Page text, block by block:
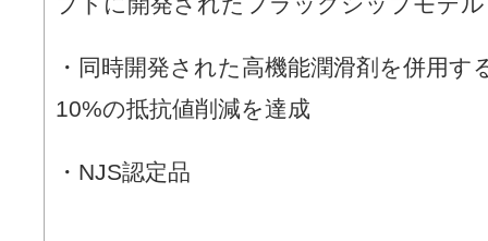
・同時開発された高機能潤滑剤を併用
10%の抵抗値削減を達成
・NJS認定品